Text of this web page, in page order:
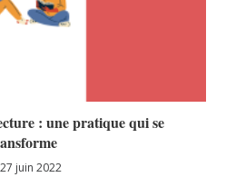
: une pratique qui se
27 juin 2022